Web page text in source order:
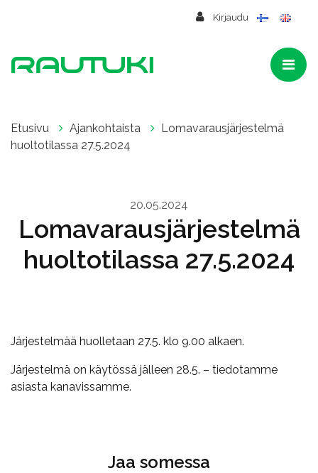
Kirjaudu
Etusivu Ajankohtaista
Lomavarausjärjestelmä
huoltotilassa 27.5.2024
20.05.2024
Lomavarausjärjestelmä
huoltotilassa 27.5.2024
Järjestelmää huolletaan 27.5. klo 9.00 alkaen.
Järjestelmä on käytössä jälleen 28.5. – tiedotamme
asiasta kanavissamme.
Jaa somessa